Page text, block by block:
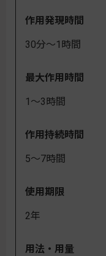
作用発現時間
30分～1時間
最大作用時間
1～3時間
作用持続時間
5～7時間
使用期限
2年
用法・用量